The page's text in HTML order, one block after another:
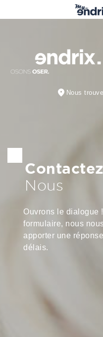
Nous
Vous
Nous
Contactez
Nous
Ouvrons le dialogue
formulaire, nous
apporter une
délais.